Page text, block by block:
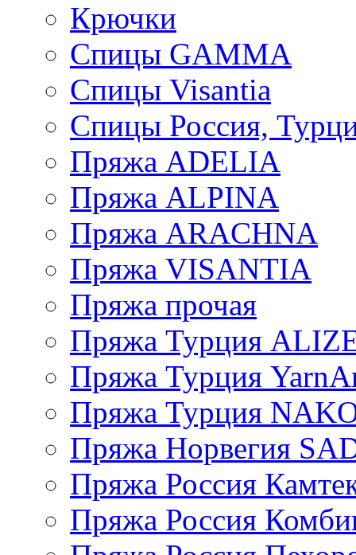
Крючки
Спицы GAMMA
Спицы Visantia
Спицы Россия,
Пряжа ADELIA
Пряжа ALPINA
Пряжа ARACHNA
Пряжа VISANTIA
Пряжа прочая
Пряжа Турция
Пряжа Турция
Пряжа Турция
Пряжа Норвегия
Пряжа Россия
Пряжа Россия